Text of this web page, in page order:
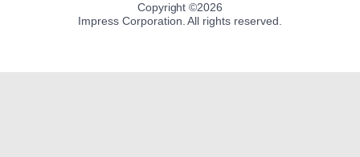
Copyright ©2026
Impress Corporation. All rights reserved.